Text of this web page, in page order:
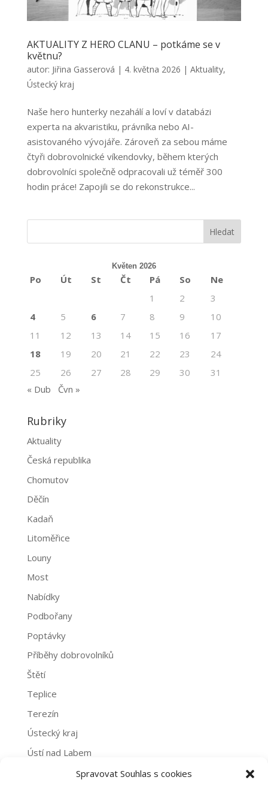
Spravovat Souhlas s cookies
AKTUALITY Z HERO CLANU – potkáme se v
květnu?
autor: Jiřina Gasserová | 4. května 2026 | Aktuality,
Ústecký kraj
Naše hero hunterky nezahálí a loví v databázi
experta na akvaristiku, právníka nebo AI-
asistovaného vývojáře. Zároveň za sebou máme
čtyři dobrovolnické víkendovky, během kterých
dobrovolníci společně odpracovali už téměř 300
hodin práce! Zapojili se do rekonstrukce...
Květen 2026
Po Út St Čt Pá So
Ne
1
2
3
4
5 6 7 8 9
10
11
12 13 14 15 16
17
18
19 20 21 22 23
24
25
26 27 28 29 30
31
« Dub
Čvn »
Rubriky
Aktuality
Česká republika
Chomutov
Děčín
Kadaň
Litoměřice
Louny
Most
Nabídky
Podbořany
Poptávky
Příběhy dobrovolníků
Štětí
Teplice
Terezín
Ústecký kraj
Ústí nad Labem